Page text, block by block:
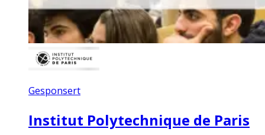
Gesponsert
Institut Polytechnique de Paris